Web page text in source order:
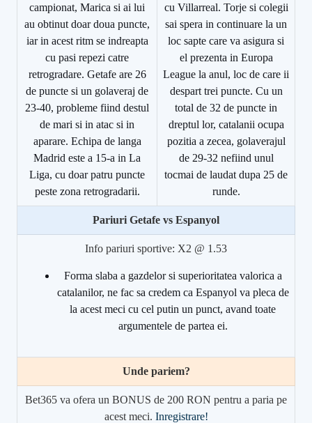
campionat, Marica si ai lui
au obtinut doar doua puncte,
iar in acest ritm se indreapta
cu pasi repezi catre
retrogradare. Getafe are 26
de puncte si un golaveraj de
23-40, probleme fiind destul
de mari si in atac si in
aparare. Echipa de langa
Madrid este a 15-a in La
Liga, cu doar patru puncte
peste zona retrogradarii.
cu Villarreal. Torje si colegii
sai spera in continuare la un
loc sapte care va asigura si
el prezenta in Europa
League la anul, loc de care ii
despart trei puncte. Cu un
total de 32 de puncte in
dreptul lor, catalanii ocupa
pozitia a zecea, golaverajul
de 29-32 nefiind unul
tocmai de laudat dupa 25 de
runde.
Pariuri Getafe vs Espanyol
Info pariuri sportive: X2 @ 1.53
Forma slaba a gazdelor si superioritatea valorica a
catalanilor, ne fac sa credem ca Espanyol va pleca de
la acest meci cu cel putin un punct, avand toate
argumentele de partea ei.
Unde pariem?
Bet365 va ofera un BONUS de 200 RON pentru a paria pe
acest meci. Inregistrare!